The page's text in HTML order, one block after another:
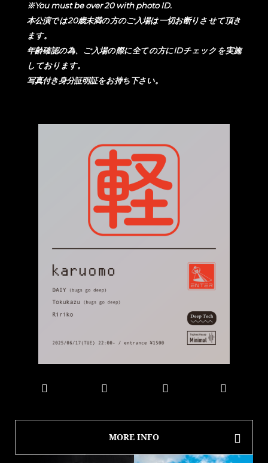
※You must be over 20 with photo ID.
本公演では20歳未満の方のご入場は一切お断りさせて頂き
ます。
年齢確認の為、ご入場の際に全ての方にIDチェックを実施
しております。
写真付き身分証明証をお持ち下さい。
MORE INFO